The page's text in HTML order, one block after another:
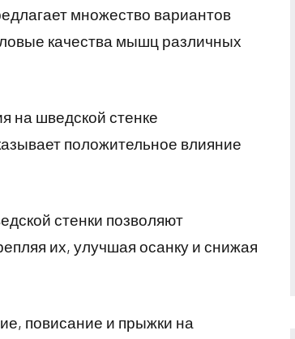
множество вариантов
качества мышц различных
на шведской стенке
положительное влияние
стенки позволяют
их, улучшая осанку и снижая
повисание и прыжки на